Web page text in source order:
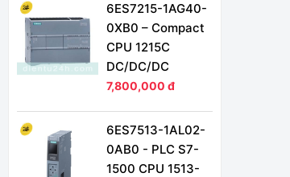
6ES7215-1AG40-
0XB0 – Compact
CPU 1215C
DC/DC/DC
7,800,000 đ
6ES7513-1AL02-
0AB0 - PLC S7-
1500 CPU 1513-